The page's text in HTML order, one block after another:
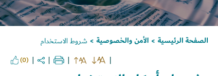
الصفحة الرئيسية > الأمن والخصوصية > شروط الاستخدام
(0)